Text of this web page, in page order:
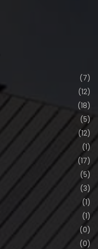
(7)
(12)
(18)
(5)
(12)
(1)
(17)
(5)
(3)
(1)
(1)
(0)
(0)